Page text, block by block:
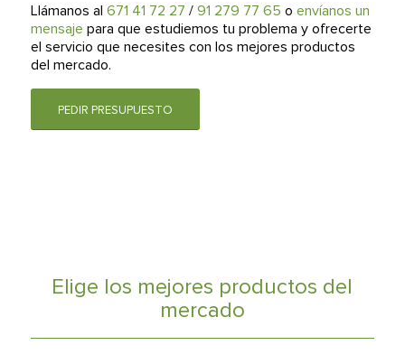
Llámanos al 671 41 72 27 / 91 279 77 65 o envíanos un
mensaje para que estudiemos tu problema y ofrecerte
el servicio que necesites con los mejores productos
del mercado.
PEDIR PRESUPUESTO
Elige los mejores productos del
mercado